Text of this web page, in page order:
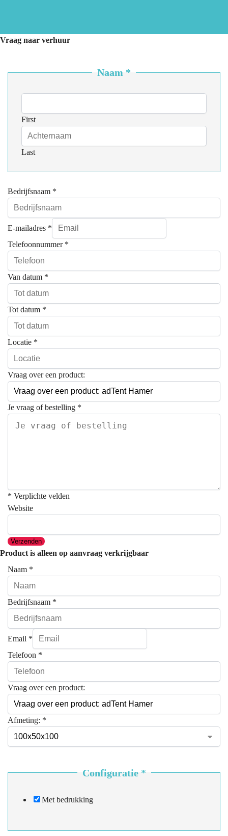
Vraag naar verhuur
Naam *
First
Last
Bedrijfsnaam *
E-mailadres *
Telefoonnummer *
Van datum *
Tot datum *
Locatie *
Vraag over een product:
Je vraag of bestelling *
* Verplichte velden
Website
Verzenden
Product is alleen op aanvraag verkrijgbaar
Naam *
Bedrijfsnaam *
Email *
Telefoon *
Vraag over een product:
Afmeting: *
Configuratie *
Met bedrukking